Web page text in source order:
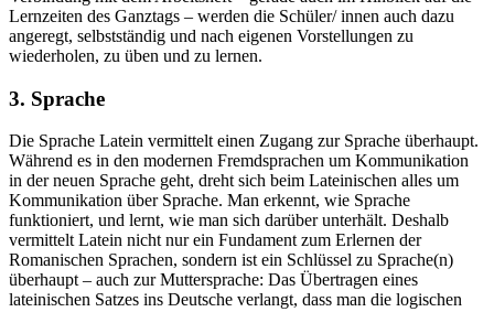
Lernzeiten des Ganztags – werden die Schüler/ innen auch dazu
angeregt, selbstständig und nach eigenen Vorstellungen zu
wiederholen, zu üben und zu lernen.
3. Sprache
Die Sprache Latein vermittelt einen Zugang zur Sprache überhaupt.
Während es in den modernen Fremdsprachen um Kommunikation
in der neuen Sprache geht, dreht sich beim Lateinischen alles um
Kommunikation über Sprache. Man erkennt, wie Sprache
funktioniert, und lernt, wie man sich darüber unterhält. Deshalb
vermittelt Latein nicht nur ein Fundament zum Erlernen der
Romanischen Sprachen, sondern ist ein Schlüssel zu Sprache(n)
überhaupt – auch zur Muttersprache: Das Übertragen eines
lateinischen Satzes ins Deutsche verlangt, dass man die logischen